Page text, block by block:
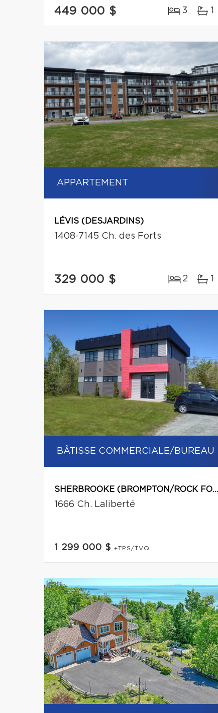
449 000 $ 3 1
APPARTEMENT
LÉVIS (DESJARDINS)
1408-7145 Ch. des Forts
329 000 $ 2 1
BÂTISSE COMMERCIALE/BUREAU
SHERBROOKE (BROMPTON/ROCK FOREST/SAINT-ÉLIE/DEAUVILLE)
1666 Ch. Laliberté
1 299 000 $ +TPS/TVQ